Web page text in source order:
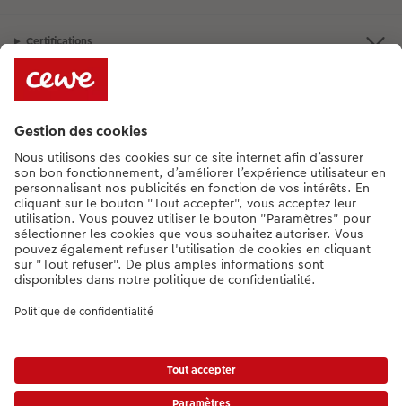
Certifications
Informations légales
Assortiment
[Lu-Ve : 9:00 - 20:00h | Sa : 9.00 - 17:00h | Di : 12.00 - 16:00h]
FR|NL